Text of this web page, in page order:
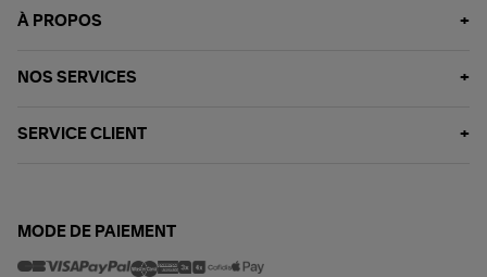
À PROPOS
NOS SERVICES
SERVICE CLIENT
MODE DE PAIEMENT